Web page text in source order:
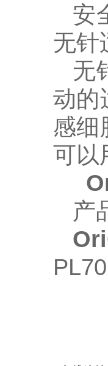
安
无针
无
动的
感细
可以
产
PL70